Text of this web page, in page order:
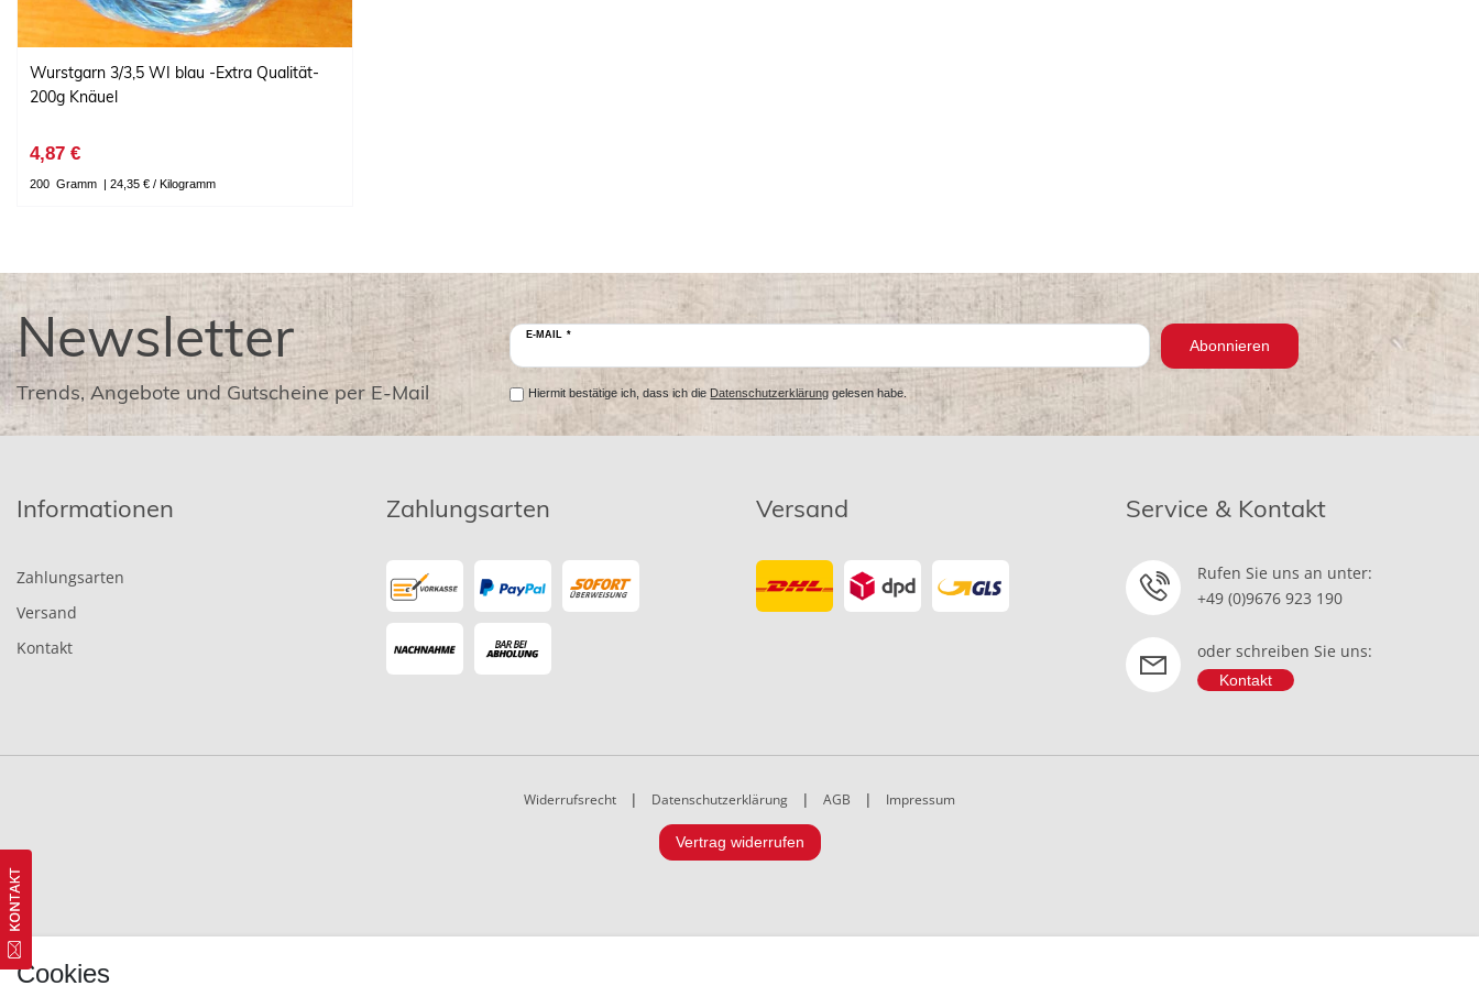
Wurstgarn 3/3,5 WI blau -Extra Qualität-
200g Knäuel
4,87 €
200 Gramm | 24,35 € / Kilogramm
Newsletter
Trends, Angebote und Gutscheine per E-Mail
E-MAIL *
Abonnieren
Hiermit bestätige ich, dass ich dieDatenschutzerklärung gelesen habe.
Informationen
Zahlungsarten
Versand
Kontakt
Zahlungsarten Versand Service & Kontakt
Rufen Sie uns an unter:
+49 (0)9676 923 190
oder schreiben Sie uns:
Kontakt
Widerrufsrecht | Datenschutzerklärung | AGB | Impressum
Vertrag widerrufen
Cookies